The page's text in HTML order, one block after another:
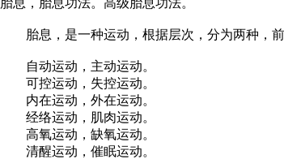
胎息，是一种运动，根据层次，分为两种，前
自动运动，主动运动。
可控运动，失控运动。
内在运动，外在运动。
经络运动，肌肉运动。
高氧运动，缺氧运动。
清醒运动，催眠运动。